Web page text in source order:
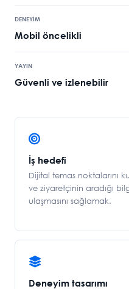
DENEYİM
Mobil öncelikli
YAYIN
Güvenli ve izlenebilir
İş hedefi
Dijital temas noktalarını
ve ziyaretçinin aradığı
ulaşmasını sağlamak.
Deneyim tasarımı